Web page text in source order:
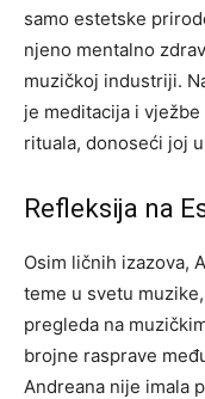
samo estetske
njeno mentalno
muzičkoj industriji.
je meditacija i
rituala, donoseći joj
Refleksija na
Osim ličnih izazova,
teme u svetu
pregleda na
brojne rasprave
Andreana nije imala